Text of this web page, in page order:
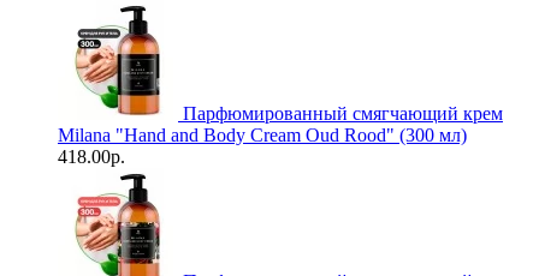
Парфюмированный смягчающий крем
Milana "Hand and Body Cream Oud Rood" (300 мл)
418.00р.